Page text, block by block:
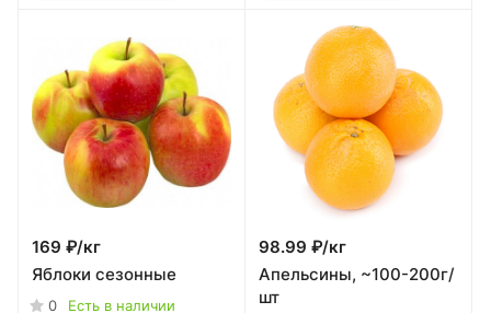
169 ₽/кг
Яблоки сезонные
0 Есть в наличии
98.99 ₽/кг
Апельсины, ~100-200г/
шт